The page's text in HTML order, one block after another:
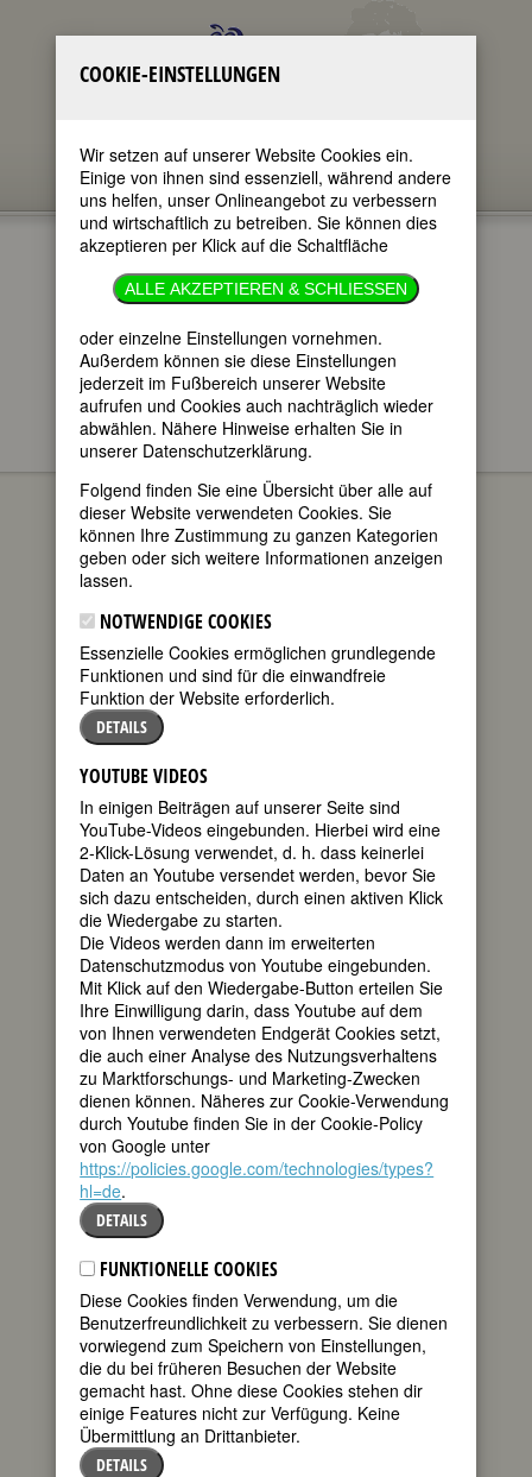
im ganzen Text
nur in Titeln
FEMBIO SPECIALS FRAUEN AUS DRESDEN
Mary Wigman
FEMBIO SPECIAL: FRAUEN AUS
DRESDEN
MARY WIGMAN
geboren am
13. November
1886 in
Hannover
gestorben am
18. September
1973 in Berlin
deutsche
Tänzerin,
Choreographin und Tanzpädagogin
50. Todestag am 18. September 2023
Biografie•Zitate• Literatur & Quellen
BIOGRAFIE
eigentlich Karoline
Sofie Marie
Wiegmann und
wurde 1886 in
Hannover
geboren. Ihre
Eltern wohnten in
COOKIE-EINSTELLUNGEN
Wir setzen auf unserer Website Cookies ein.
Einige von ihnen sind essenziell, während andere
uns helfen, unser Onlineangebot zu verbessern
und wirtschaftlich zu betreiben. Sie können dies
akzeptieren per Klick auf die Schaltfläche
ALLE AKZEPTIEREN & SCHLIESSEN
oder einzelne Einstellungen vornehmen.
Außerdem können sie diese Einstellungen
jederzeit im Fußbereich unserer Website
aufrufen und Cookies auch nachträglich wieder
abwählen. Nähere Hinweise erhalten Sie in
unserer Datenschutzerklärung.
Folgend finden Sie eine Übersicht über alle auf
dieser Website verwendeten Cookies. Sie
können Ihre Zustimmung zu ganzen Kategorien
geben oder sich weitere Informationen anzeigen
lassen.
NOTWENDIGE COOKIES
Essenzielle Cookies ermöglichen grundlegende
Funktionen und sind für die einwandfreie
Funktion der Website erforderlich.
DETAILS
YOUTUBE VIDEOS
In einigen Beiträgen auf unserer Seite sind
YouTube-Videos eingebunden. Hierbei wird eine
2-Klick-Lösung verwendet, d. h. dass keinerlei
Daten an Youtube versendet werden, bevor Sie
sich dazu entscheiden, durch einen aktiven Klick
die Wiedergabe zu starten.
Die Videos werden dann im erweiterten
Datenschutzmodus von Youtube eingebunden.
Mit Klick auf den Wiedergabe-Button erteilen Sie
Ihre Einwilligung darin, dass Youtube auf dem
von Ihnen verwendeten Endgerät Cookies setzt,
die auch einer Analyse des Nutzungsverhaltens
zu Marktforschungs- und Marketing-Zwecken
dienen können. Näheres zur Cookie-Verwendung
durch Youtube finden Sie in der Cookie-Policy
von Google unter
https://policies.google.com/technologies/types?
hl=de.
DETAILS
FUNKTIONELLE COOKIES
Diese Cookies finden Verwendung, um die
Benutzerfreundlichkeit zu verbessern. Sie dienen
vorwiegend zum Speichern von Einstellungen,
die du bei früheren Besuchen der Website
gemacht hast. Ohne diese Cookies stehen dir
einige Features nicht zur Verfügung. Keine
Übermittlung an Drittanbieter.
DETAILS